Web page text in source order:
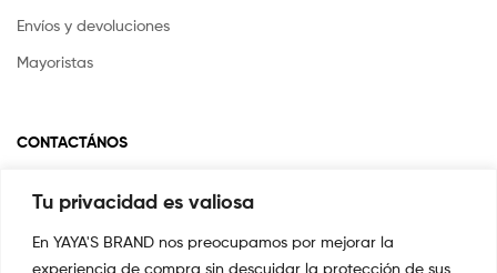
Tu privacidad es valiosa
En YAYA'S BRAND nos preocupamos por mejorar la
experiencia de compra sin descuidar la protección de sus
Envíos y devoluciones
Mayoristas
CONTACTÁNOS
Si tienes alguna pregunta o inquietud escríbenos a